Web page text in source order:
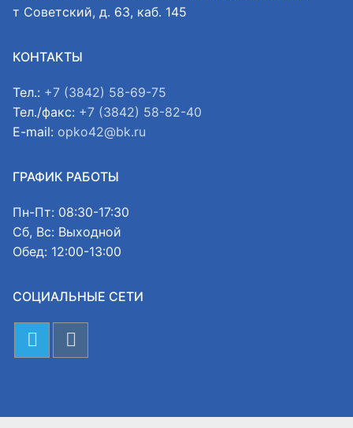
т Советский, д. 63, каб. 145
КОНТАКТЫ
Тел.: +7 (3842) 58-69-75
Тел./факс: +7 (3842) 58-82-40
E-mail: opko42@bk.ru
ГРАФИК РАБОТЫ
Пн-Пт: 08:30-17:30
Сб, Вс: Выходной
Обед: 12:00-13:00
СОЦИАЛЬНЫЕ СЕТИ